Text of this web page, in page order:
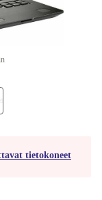
tietokoneet